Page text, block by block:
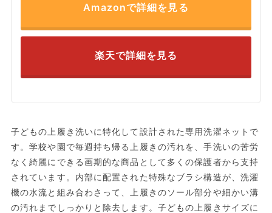
Amazonで詳細を見る
楽天で詳細を見る
子どもの上履き洗いに特化して設計された専用洗濯ネットで
す。学校や園で毎週持ち帰る上履きの汚れを、手洗いの苦労
なく綺麗にできる画期的な商品として多くの保護者から支持
されています。内部に配置された特殊なブラシ構造が、洗濯
機の水流と組み合わさって、上履きのソール部分や細かい溝
の汚れまでしっかりと除去します。子どもの上履きサイズに